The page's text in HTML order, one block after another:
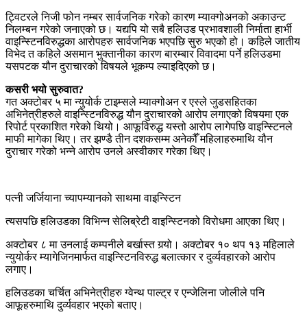
ट्विटरले निजी फोन नम्बर सार्वजनिक गरेको कारण म्याक्गोअनको अकाउन्ट
निलम्बन गरेको जनाएको छ। यद्यपि यो सबै हलिउड प्रभावशाली निर्माता हार्भी
वाइन्स्टिनविरुद्धका आरोपहरु सार्वजनिक भएपछि सुरु भएको हो। कहिले जातीय
विभेद त कहिले असमान भुक्तानीका कारण बारम्बार विवादमा पर्ने हलिउडमा
यसपटक यौन दुराचारको विषयले भूकम्प ल्याइदिएको छ।
कसरी भयो सुरुवात?
गत अक्टोबर ५ मा न्युयोर्क टाइम्सले म्याक्गोअन र एस्ले जुडसहितका
अभिनेत्रीहरुले वाइन्स्टिनविरुद्ध यौन दुराचारको आरोप लगाएको विषयमा एक
रिपोर्ट प्रकाशित गरेको थियो। आफूविरुद्ध यस्तो आरोप लागेपछि वाइन्स्टिनले
माफी मागेका थिए। तर झण्डै तीन दशकसम्म अनेकौँ महिलाहरुमाथि यौन
दुराचार गरेको भन्ने आरोप उनले अस्वीकार गरेका थिए।
पत्नी जर्जियाना च्यापम्यानको साथमा वाइन्स्टिन
त्यसपछि हलिउडका विभिन्न सेलिब्रेटी वाइन्स्टिनको विरोधमा आएका थिए।
अक्टोबर ८ मा उनलाई कम्पनीले बर्खास्त गर्‍यो। अक्टोबर १० थप १३ महिलाले
न्युयोर्कर म्यागेजिनमार्फत वाइन्स्टिनविरुद्ध बलात्कार र दुर्व्यवहारको आरोप
लगाए।
हलिउडका चर्चित अभिनेत्रीहरु ग्वेन्थ पाल्ट्र र एन्जेलिना जोलीले पनि
आफूहरुमाथि दुर्व्यवहार भएको बताए।